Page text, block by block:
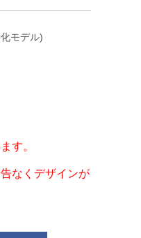
モデル)
す。
なくデザインが